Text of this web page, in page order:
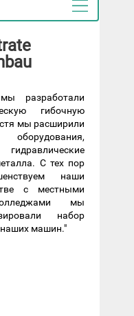
разработали
гибочную
мы расширили
С тех пор
наши
с местными
мы
набор
наших машин."